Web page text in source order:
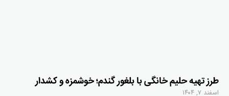
طرز تهیه حلیم خانگی با بلغور گندم؛ خوشمزه و کشدار
اسفند ۷, ۱۴۰۴